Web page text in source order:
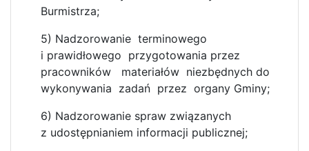
Burmistrza;
5) Nadzorowanie terminowego
i prawidłowego przygotowania przez
pracowników materiałów niezbędnych do
wykonywania zadań przez organy Gminy;
6) Nadzorowanie spraw związanych
z udostępnianiem informacji publicznej;